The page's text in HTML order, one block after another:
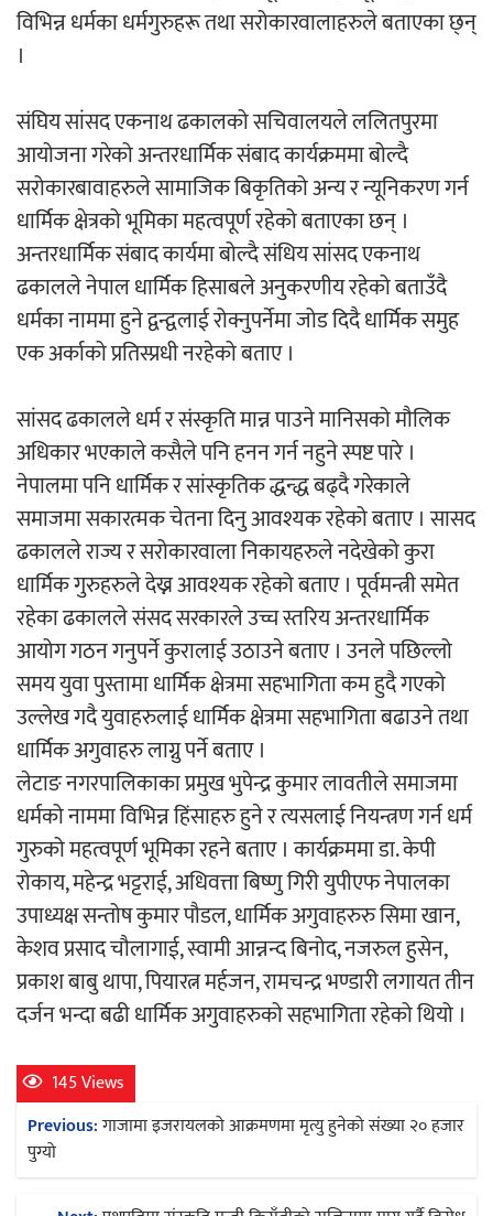
अर्जुन चन्द्रको ‘संवेदनाका प्रतिध्वनि’
मुक्तकसङ्ग्रह लोकार्पण
‘दुर्गा’ निर्माण गर्दै सम्राट
चलचित्र ‘माया भनेकै यस्तो होला’को शीर्ष गीत
सार्वजनिक
विभिन्न धर्मका धर्मगुरुहरू तथा सरोकारवालाहरुले बताएका छ्न्
।
संघिय सांसद एकनाथ ढकालको सचिवालयले ललितपुरमा
आयोजना गरेको अन्तरधार्मिक संबाद कार्यक्रममा बोल्दै
सरोकारबावाहरुले सामाजिक बिकृतिको अन्य र न्यूनिकरण गर्न
धार्मिक क्षेत्रको भूमिका महत्वपूर्ण रहेको बताएका छन् ।
अन्तरधार्मिक संबाद कार्यमा बोल्दै संधिय सांसद एकनाथ
ढकालले नेपाल धार्मिक हिसाबले अनुकरणीय रहेको बताउँदै
धर्मका नाममा हुने द्वन्द्वलाई रोक्नुपर्नेमा जोड दिदै धार्मिक समुह
एक अर्काको प्रतिस्प्रधी नरहेको बताए ।
सांसद ढकालले धर्म र संस्कृति मान्न पाउने मानिसको मौलिक
अधिकार भएकाले कसैले पनि हनन गर्न नहुने स्पष्ट पारे ।
नेपालमा पनि धार्मिक र सांस्कृतिक द्धन्द्ध बढ्दै गरेकाले
समाजमा सकारत्मक चेतना दिनु आवश्यक रहेको बताए । सासद
ढकालले राज्य र सरोकारवाला निकायहरुले नदेखेको कुरा
धार्मिक गुरुहरुले देख्न आवश्यक रहेको बताए । पूर्वमन्त्री समेत
रहेका ढकालले संसद सरकारले उच्च स्तरिय अन्तरधार्मिक
आयोग गठन गनुपर्ने कुरालाई उठाउने बताए । उनले पछिल्लो
समय युवा पुस्तामा धार्मिक क्षेत्रमा सहभागिता कम हुदै गएको
उल्लेख गदै युवाहरुलाई धार्मिक क्षेत्रमा सहभागिता बढाउने तथा
धार्मिक अगुवाहरु लाग्नु पर्ने बताए ।
लेटाङ नगरपालिकाका प्रमुख भुपेन्द्र कुमार लावतीले समाजमा
धर्मको नाममा विभिन्न हिंसाहरु हुने र त्यसलाई नियन्त्रण गर्न धर्म
गुरुको महत्वपूर्ण भूमिका रहने बताए । कार्यक्रममा डा. केपी
रोकाय, महेन्द्र भट्टराई, अधिवत्ता बिष्णु गिरी युपीएफ नेपालका
उपाध्यक्ष सन्तोष कुमार पौडल, धार्मिक अगुवाहरुरु सिमा खान,
केशव प्रसाद चौलागाई, स्वामी आन्नन्द बिनोद, नजरुल हुसेन,
प्रकाश बाबु थापा, पियारत्न मर्हजन, रामचन्द्र भण्डारी लगायत तीन
दर्जन भन्दा बढी धार्मिक अगुवाहरुको सहभागिता रहेको थियो ।
145 Views
Post
navigation
Previous:गाजामा इजरायलको आक्रमणमा मृत्यु हुनेको संख्या २० हजार
पुग्यो